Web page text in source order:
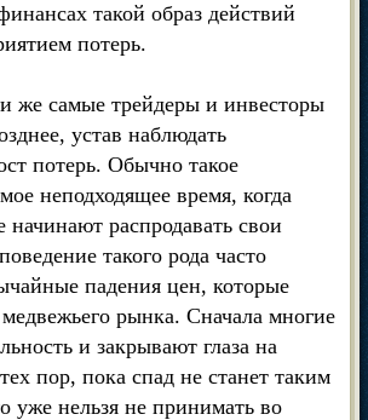
такой образ действий
потерь.
же самые трейдеры и инвесторы
устав наблюдать
потерь. Обычно такое
неподходящее время, когда
начинают распродавать свои
такого рода часто
падения цен, которые
рынка. Сначала многие
и закрывают глаза на
пор, пока спад не станет таким
уже нельзя не принимать во